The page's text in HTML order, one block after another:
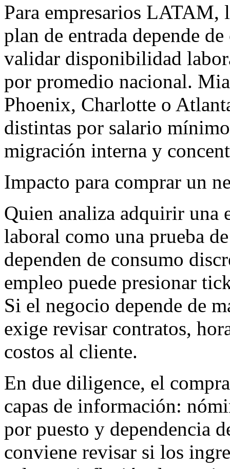
Para empresarios
plan de entrada depende
validar disponibilidad
por promedio nacional.
Phoenix, Charlotte o
distintas por salario
migración interna y
Impacto para comprar un
Quien analiza adquirir una
laboral como una prueba
dependen de consumo
empleo puede presionar
Si el negocio depende de
exige revisar contratos,
costos al cliente.
En due diligence, el
capas de información:
por puesto y dependencia
conviene revisar si los